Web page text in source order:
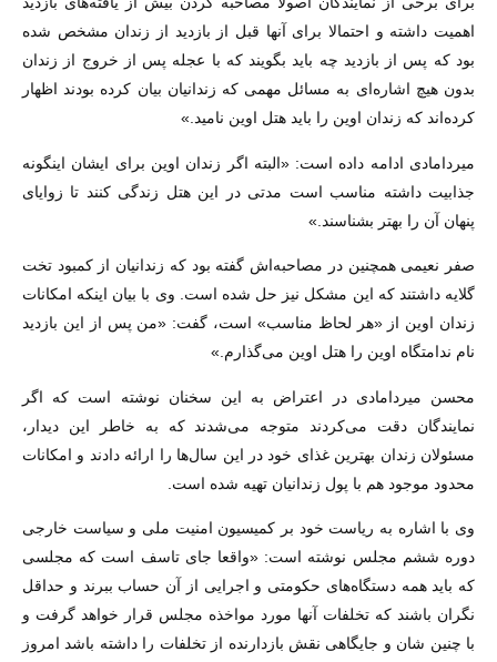
اهمیت داشته و احتمالا برای آنها قبل از بازدید از زندان مشخص شده
بود که پس از بازدید چه باید بگویند که با عجله پس از خروج از زندان
بدون هیچ اشاره‌ای به مسائل مهمی که زندانیان بیان کرده بودند اظهار
کرده‌اند که زندان اوین را باید هتل اوین نامید.»
میردامادی ادامه داده است: «البته اگر زندان اوین برای ایشان اینگونه
جذابیت داشته مناسب است مدتی در این هتل زندگی کنند تا زوایای
پنهان آن را بهتر بشناسند.»
صفر نعیمی همچنین در مصاحبه‌اش گفته بود که زندانیان از کمبود تخت
گلایه داشتند که این مشکل نیز حل شده است. وی با بیان اینکه امکانات
زندان اوین از «هر لحاظ مناسب» است، گفت: «من پس از این بازدید
نام ندامتگاه اوین را هتل اوین می‌گذارم.»
محسن میردامادی در اعتراض به این سخنان نوشته است که اگر
نمایندگان دقت می‌کردند متوجه می‌شدند که به خاطر این دیدار،
مسئولان زندان بهترین غذای خود در این سال‌ها را ارائه دادند و امکانات
محدود موجود هم با پول زندانیان تهیه شده است.
وی با اشاره به ریاست خود بر کمیسیون امنیت ملی و سیاست خارجی
دوره ششم مجلس نوشته است: «واقعا جای تاسف است که مجلسی
که باید همه دستگاه‌های حکومتی و اجرایی از آن حساب ببرند و حداقل
نگران باشند که تخلفات آنها مورد مواخذه مجلس قرار خواهد گرفت و
با چنین شان و جایگاهی نقش بازدارنده از تخلفات را داشته باشد امروز